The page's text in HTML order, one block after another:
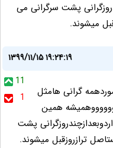
پشت سرگرانی می
میشوند.
۱۳۹۹/۱۱/۱۵ ۱۹:۲۴:۱۹
11
1
گرانی هامثل
همین
پشت
ترازروزقبل میشوند.